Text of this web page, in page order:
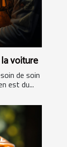
voiture
de soin
est du...